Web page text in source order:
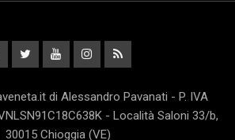
di Alessandro Pavanati - P. IVA
- Località Saloni 33/b,
30015 Chioggia (VE)